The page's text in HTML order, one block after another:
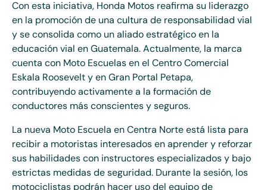
Con esta iniciativa, Honda Motos reafirma su liderazgo
en la promoción de una cultura de responsabilidad vial
y se consolida como un aliado estratégico en la
educación vial en Guatemala. Actualmente, la marca
cuenta con Moto Escuelas en el Centro Comercial
Eskala Roosevelt y en Gran Portal Petapa,
contribuyendo activamente a la formación de
conductores más conscientes y seguros.
La nueva Moto Escuela en Centra Norte está lista para
recibir a motoristas interesados en aprender y reforzar
sus habilidades con instructores especializados y bajo
estrictas medidas de seguridad. Durante la sesión, los
motociclistas podrán hacer uso del equipo de